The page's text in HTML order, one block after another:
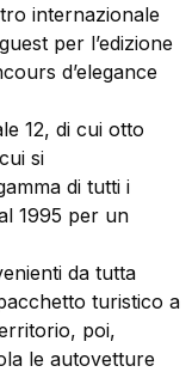
internazionale
per l’edizione
d’elegance
12, di cui otto
si
di tutti i
1995 per un
da tutta
turistico a
poi,
le autovetture